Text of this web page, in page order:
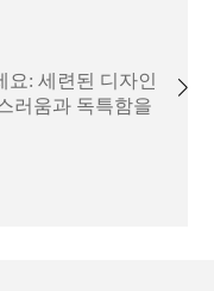
: 세련된 디자인
러움과 독특함을